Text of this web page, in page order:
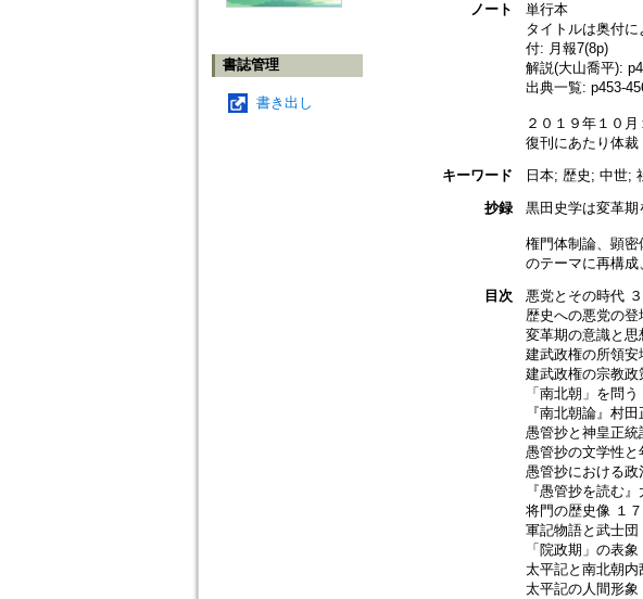
書誌管理
書き出し
ノート
単行本
タイトルは奥付に
付: 月報7(8p)
解説(大山喬平):
出典一覧: p453-
２０１９年１０
復刊にあたり体裁
キーワード
日本; 歴史; 中世;
抄録
黒田史学は変革期
権門体制論、顕
のテーマに再構成
目次
悪党とその時代
歴史への悪党の登
変革期の意識と思
建武政権の所領安
建武政権の宗教政
「南北朝」を問
『南北朝論』村
愚管抄と神皇正統
愚管抄の文学性と
愚管抄における政
『愚管抄を読む
将門の歴史像 １
軍記物語と武士団
「院政期」の表
太平記と南北朝内
太平記の人間形象